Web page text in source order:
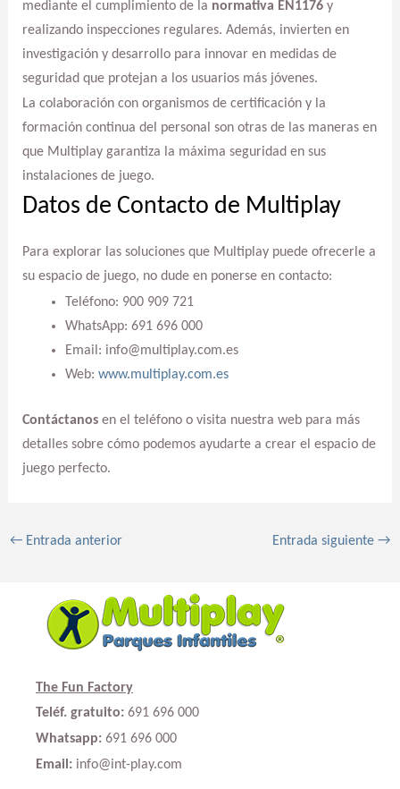
mediante el cumplimiento de la normativa EN1176y
realizando inspecciones regulares. Además, invierten en
investigación y desarrollo para innovar en medidas de
seguridad que protejan a los usuarios más jóvenes.
La colaboración con organismos de certificación y la
formación continua del personal son otras de las maneras en
que Multiplay garantiza la máxima seguridad en sus
instalaciones de juego.
Datos de Contacto de Multiplay
Para explorar las soluciones que Multiplay puede ofrecerle a
su espacio de juego, no dude en ponerse en contacto:
Teléfono: 900 909 721
WhatsApp: 691 696 000
Email: info@multiplay.com.es
Web: www.multiplay.com.es
Contáctanosen el teléfono o visita nuestra web para más
detalles sobre cómo podemos ayudarte a crear el espacio de
juego perfecto.
←Entrada anterior Entrada siguiente→
The Fun Factory
Teléf. gratuito: 691 696 000
Whatsapp: 691 696 000
Email: info@int-play.com